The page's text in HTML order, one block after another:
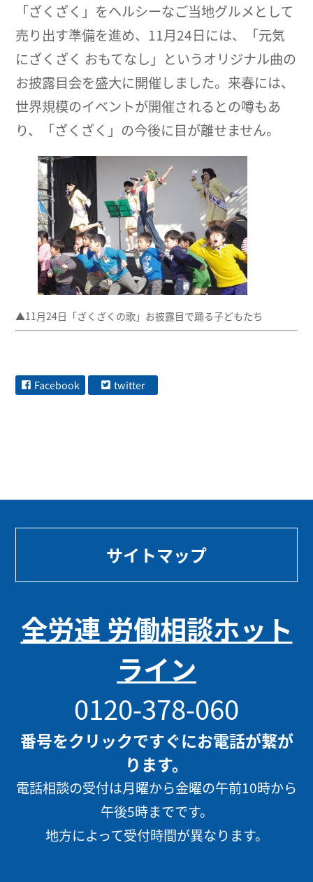
「ざくざく」をヘルシーなご当地グルメとして
売り出す準備を進め、11月24日には、「元気
にざくざく おもてなし」というオリジナル曲の
お披露目会を盛大に開催しました。来春には、
世界規模のイベントが開催されるとの噂もあ
り、「ざくざく」の今後に目が離せません。
▲11月24日「ざくざくの歌」お披露目で踊る子どもたち
Facebook twitter
サイトマップ
全労連 労働相談ホット
ライン
0120-378-060
番号をクリックですぐにお電話が繋が
ります。
電話相談の受付は月曜から金曜の午前10時から
午後5時までです。
地方によって受付時間が異なります。